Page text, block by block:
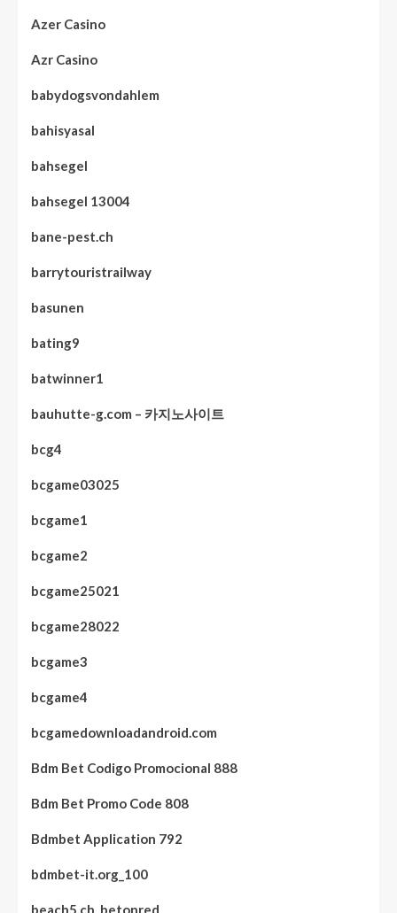
Azer Casino
Azr Casino
babydogsvondahlem
bahisyasal
bahsegel
bahsegel 13004
bane-pest.ch
barrytouristrailway
basunen
bating9
batwinner1
bauhutte-g.com – 카지노사이트
bcg4
bcgame03025
bcgame1
bcgame2
bcgame25021
bcgame28022
bcgame3
bcgame4
bcgamedownloadandroid.com
Bdm Bet Codigo Promocional 888
Bdm Bet Promo Code 808
Bdmbet Application 792
bdmbet-it.org_100